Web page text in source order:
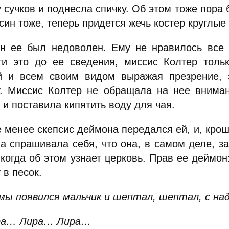
сучков и поднесла спичку. Об этом тоже
тоже, теперь придется жечь костер круглые
ее был недоволен. Ему не нравилось все
это до ее сведения, миссис Колтер
и всем своим видом выражая презрение,
Миссис Колтер не обращала на нее
и поставила кипятить воду для чая.
менее скепсис деймона передался ей, и,
спрашивала себя, что она, в самом деле,
об этом узнает церковь. Прав ее
в песок.
появился мальчик и шептал, шептал, с
Лира… Лира…